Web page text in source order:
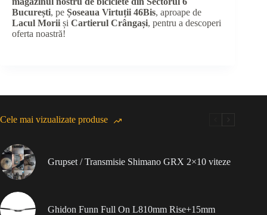
București, pe Șoseaua Virtuții 46Bis, aproape de
Lacul Morii și Cartierul Crângași, pentru a descoperi
oferta noastră!
Cele mai vizualizate produse
Grupset / Transmisie Shimano GRX 2×10 viteze
Ghidon Funn Full On L810mm Rise+15mm